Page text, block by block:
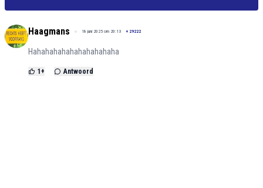
Haagmans 18 juni 2025 om 20:13 + 29222
Hahahahahahahahahahaha
1+ Antwoord